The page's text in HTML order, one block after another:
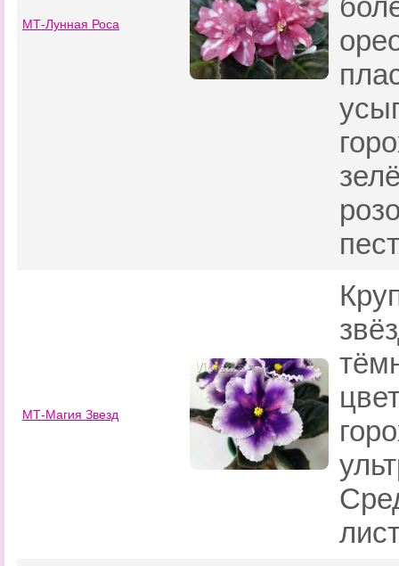
МТ-Лунная Роса
МТ-Магия Звезд